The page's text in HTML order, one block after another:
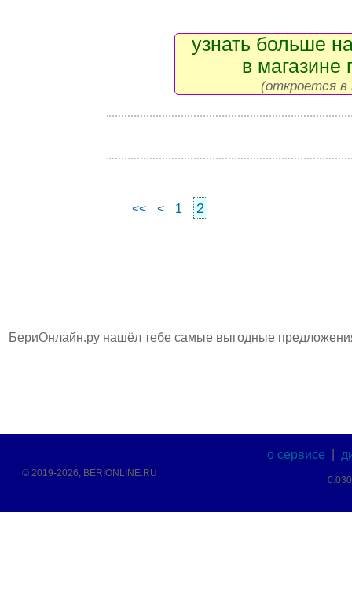
узнать больше
в магазине
(откроется в
<< < 1 2
БериОнлайн.ру нашёл тебе самые выгодные
© 2019-2026, BERIONLINE.RU
о сервисе